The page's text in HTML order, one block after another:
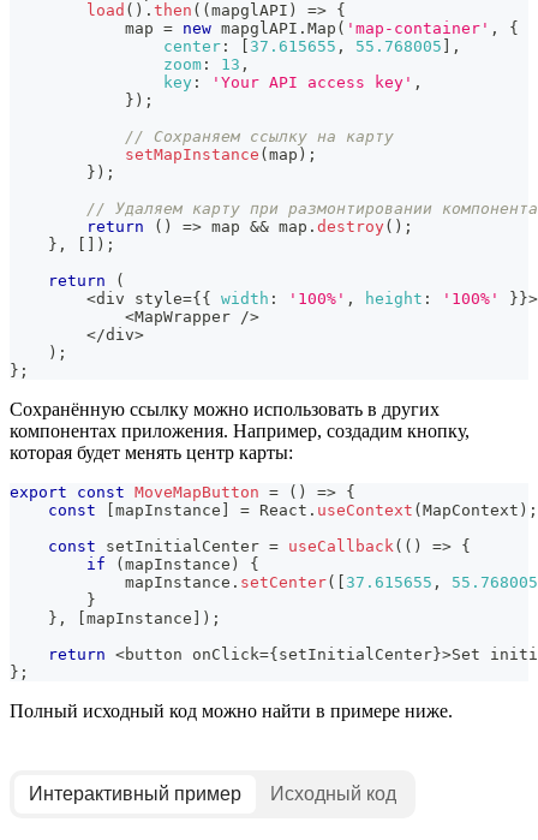
load ( ) . then ( (mapglAPI ) => {
            map
= new mapglAPI . Map ( 'map-container' ,
{
center : [ 37.615655 , 55.768005 ] ,
zoom : 13 ,
key : 'Your API access key' ,
} ) ;
// Сохраняем ссылку на карту
setMapInstance (map ) ;
} ) ;
// Удаляем карту при размонтировании компонента
return
( ) => map && map . destroy( ) ;
} , [ ] ) ;
return
(
<div style={{ width : '100%' , height : '100%' }}>
<MapWrapper />
</div>
) ;
} ;
Сохранённую ссылку можно использовать в других
компонентах приложения. Например, создадим кнопку,
которая будет менять центр карты:
export const MoveMapButton = ( ) => {
const
[mapInstance ] = React . useContext (MapContext ) ;
const setInitialCenter = useCallback ( ( ) => {
if
(mapInstance )
{
            mapInstance
. setCenter( [ 37.615655 ,
55.768005
}
} , [mapInstance ] ) ;
return <button onClick={setInitialCenter}>Set
} ;
Полный исходный код можно найти в примере ниже.
Интерактивный пример Исходный код